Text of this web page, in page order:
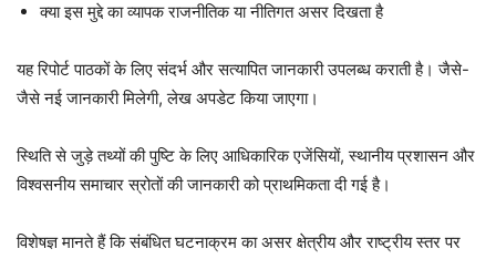
क्या इस मुद्दे का व्यापक राजनीतिक या नीतिगत असर दिखता है
यह रिपोर्ट पाठकों के लिए संदर्भ और सत्यापित जानकारी उपलब्ध कराती है। जैसे-
जैसे नई जानकारी मिलेगी, लेख अपडेट किया जाएगा।
स्थिति से जुड़े तथ्यों की पुष्टि के लिए आधिकारिक एजेंसियों, स्थानीय प्रशासन और
विश्वसनीय समाचार स्रोतों की जानकारी को प्राथमिकता दी गई है।
विशेषज्ञ मानते हैं कि संबंधित घटनाक्रम का असर क्षेत्रीय और राष्ट्रीय स्तर पर